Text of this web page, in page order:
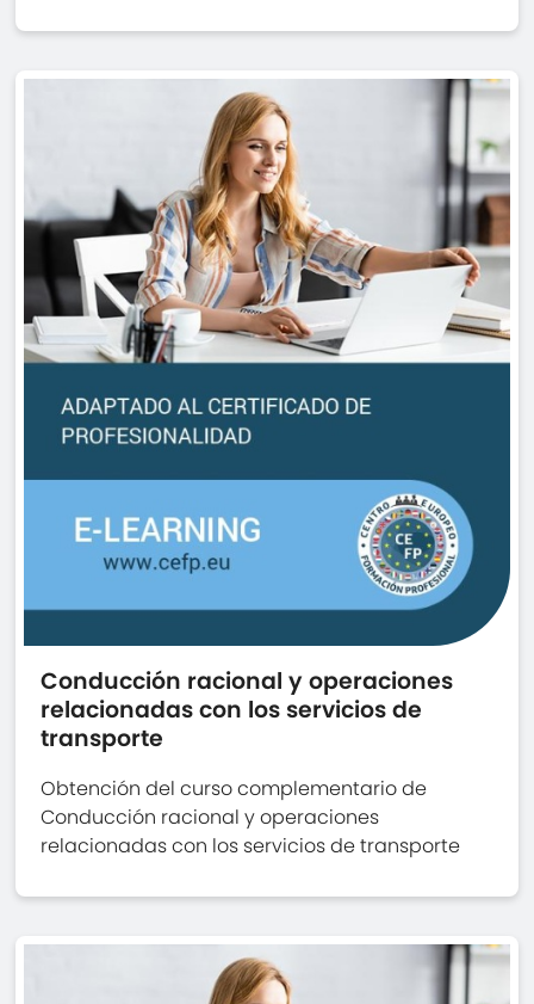
Conducción racional y operaciones
relacionadas con los servicios de
transporte
Obtención del curso complementario de
Conducción racional y operaciones
relacionadas con los servicios de transporte